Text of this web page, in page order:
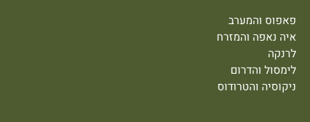
והמערב
נאפה והמזרח
והדרום
והטרודוס